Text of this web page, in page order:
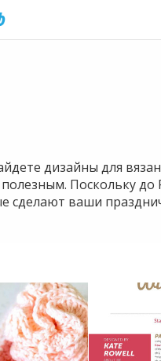
дизайны для
Поскольку до
сделают ваши